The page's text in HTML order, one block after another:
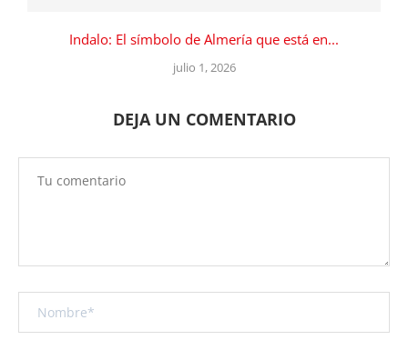
Indalo: El símbolo de Almería que está en...
julio 1, 2026
DEJA UN COMENTARIO